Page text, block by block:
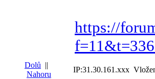
https://
Dolů ||
Nahoru
IP:31.30.161.xxx